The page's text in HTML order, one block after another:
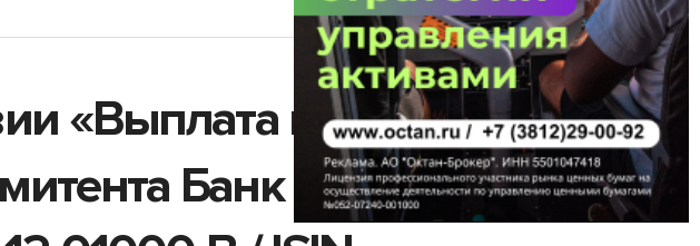
«Выплата купонного
Банк ВТБ (ПАО)